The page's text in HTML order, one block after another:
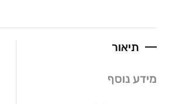
תיאור
מידע נוסף